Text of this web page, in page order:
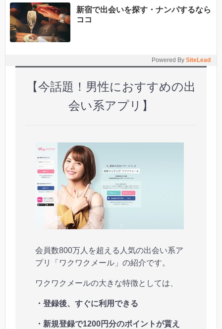
新宿で出会いを探す・ナンパするなら
ココ
Powered By SiteLead
【今話題！男性におすすめの出
会い系アプリ】
会員数800万人を超える人気の出会い系ア
プリ「ワクワクメール」の紹介です。
ワクワクメールの大きな特徴としては、
・登録後、すぐに利用できる
・新規登録で1200円分のポイントが貰え